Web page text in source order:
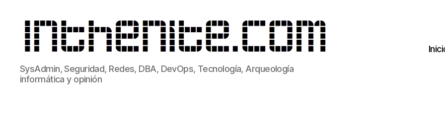
inthenite.com
SysAdmin, Seguridad, Redes, DBA, DevOps, Tecnología, Arqueología
informática y opinión